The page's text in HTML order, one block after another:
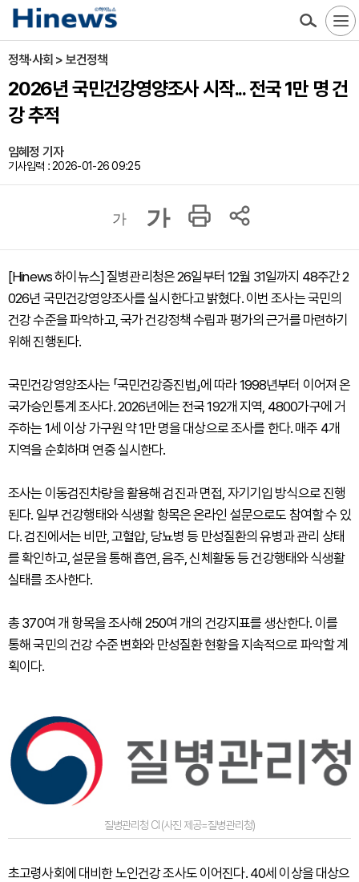
정책·사회 > 보건정책
2026년 국민건강영양조사 시작... 전국 1만 명 건
강 추적
임혜정 기자
기사입력 : 2026-01-26 09:25
가 가
[Hinews 하이뉴스] 질병관리청은 26일부터 12월 31일까지 48주간 2
026년 국민건강영양조사를 실시한다고 밝혔다. 이번 조사는 국민의
건강 수준을 파악하고, 국가 건강정책 수립과 평가의 근거를 마련하기
위해 진행된다.
국민건강영양조사는 「국민건강증진법」에 따라 1998년부터 이어져 온
국가승인통계 조사다. 2026년에는 전국 192개 지역, 4800가구에 거
주하는 1세 이상 가구원 약 1만 명을 대상으로 조사를 한다. 매주 4개
지역을 순회하며 연중 실시한다.
조사는 이동검진차량을 활용해 검진과 면접, 자기기입 방식으로 진행
된다. 일부 건강행태와 식생활 항목은 온라인 설문으로도 참여할 수 있
다. 검진에서는 비만, 고혈압, 당뇨병 등 만성질환의 유병과 관리 상태
를 확인하고, 설문을 통해 흡연, 음주, 신체활동 등 건강행태와 식생활
실태를 조사한다.
총 370여 개 항목을 조사해 250여 개의 건강지표를 생산한다. 이를
통해 국민의 건강 수준 변화와 만성질환 현황을 지속적으로 파악할 계
획이다.
질병관리청 CI (사진 제공=질병관리청)
초고령사회에 대비한 노인건강 조사도 이어진다. 40세 이상을 대상으